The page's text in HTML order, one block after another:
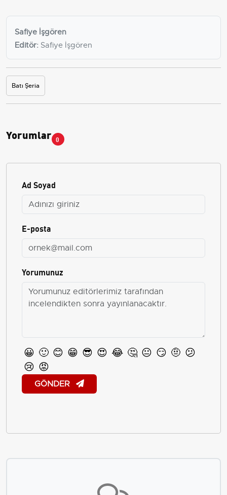
Safiye İşgören
Editör: Safiye İşgören
Batı Şeria
Yorumlar 0
Ad Soyad
E-posta
Yorumunuz
😀 🙂 😊 😁 😎 😍 😂 🤔 😐 😏 🤨 😕
😢 😡
GÖNDER